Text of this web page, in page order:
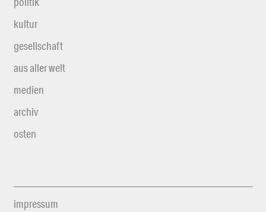
kultur
gesellschaft
aus aller welt
medien
archiv
osten
impressum